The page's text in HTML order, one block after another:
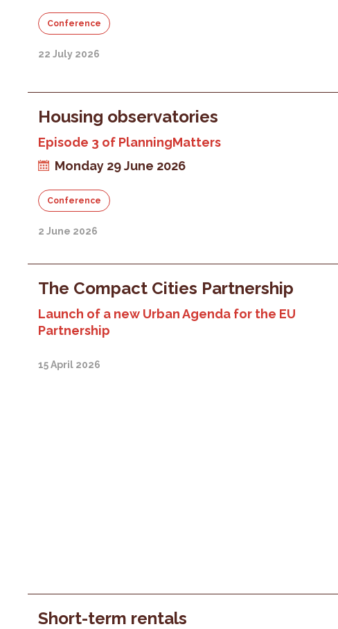
Conference
22 July 2026
Housing observatories
Episode 3 of PlanningMatters
Monday 29 June 2026
Conference
2 June 2026
The Compact Cities Partnership
Launch of a new Urban Agenda for the EU
Partnership
15 April 2026
Short-term rentals